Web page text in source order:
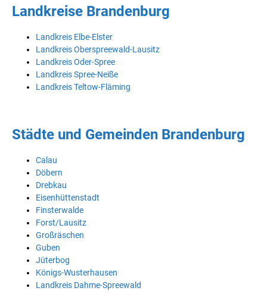
Landkreise Brandenburg
Landkreis Elbe-Elster
Landkreis Oberspreewald-Lausitz
Landkreis Oder-Spree
Landkreis Spree-Neiße
Landkreis Teltow-Fläming
Städte und Gemeinden Brandenburg
Calau
Döbern
Drebkau
Eisenhüttenstadt
Finsterwalde
Forst/Lausitz
Großräschen
Guben
Jüterbog
Königs-Wusterhausen
Landkreis Dahme-Spreewald